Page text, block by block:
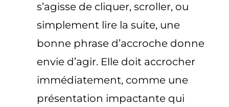
s’agisse de cliquer, scroller, ou
simplement lire la suite, une
bonne phrase d’accroche donne
envie d’agir. Elle doit accrocher
immédiatement, comme une
présentation impactante qui